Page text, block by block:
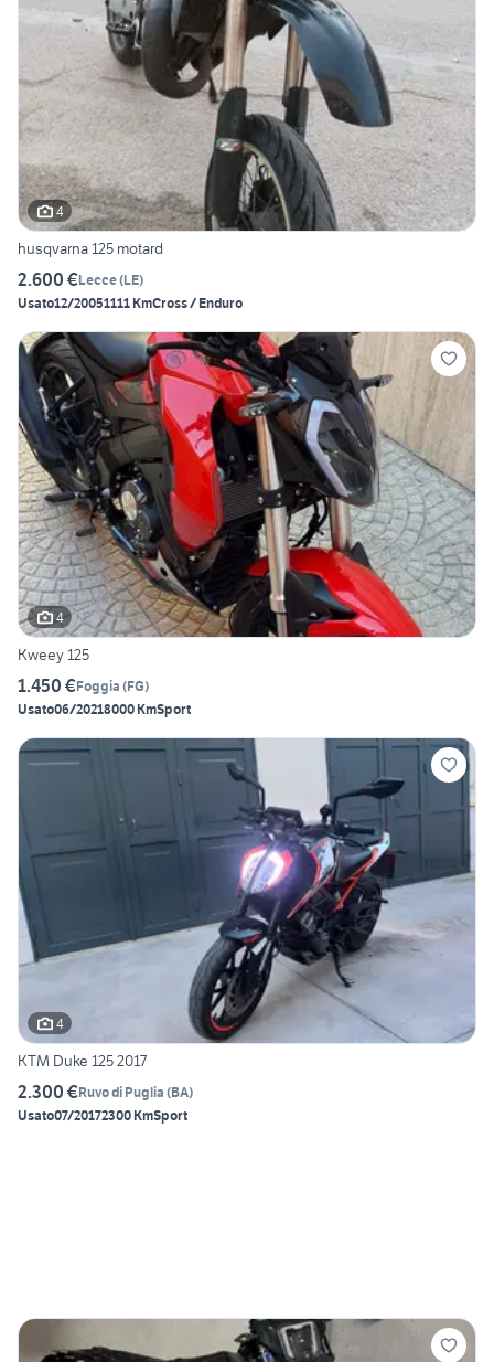
4
husqvarna 125 motard
2.600 €Lecce(LE)
Usato12/20051111 KmCross / Enduro
4
Kweey 125
1.450 €Foggia (FG)
Usato06/20218000 KmSport
4
KTM Duke 125 2017
2.300 €Ruvo di Puglia (BA)
Usato07/20172300 KmSport